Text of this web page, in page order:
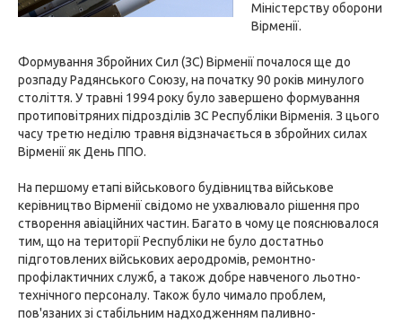
Міністерству оборони
Вірменії.
Формування Збройних Сил (ЗС) Вірменії почалося ще до
розпаду Радянського Союзу, на початку 90 років минулого
століття. У травні 1994 року було завершено формування
протиповітряних підрозділів ЗС Республіки Вірменія. З цього
часу третю неділю травня відзначається в збройних силах
Вірменії як День ППО.
На першому етапі військового будівництва військове
керівництво Вірменії свідомо не ухвалювало рішення про
створення авіаційних частин. Багато в чому це пояснювалося
тим, що на території Республіки не було достатньо
підготовлених військових аеродромів, ремонтно-
профілактичних служб, а також добре навченого льотно-
технічного персоналу. Також було чимало проблем,
пов'язаних зі стабільним надходженням паливно-